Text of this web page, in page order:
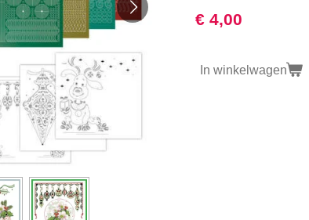
€ 4,00
In winkelwagen